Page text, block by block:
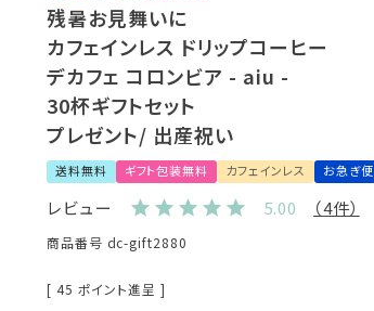
残暑お見舞いに
カフェインレス ドリップコーヒー
デカフェ コロンビア - aiu -
30杯ギフトセット
プレゼント/ 出産祝い
送料無料 ギフト包装無料 カフェインレス お急ぎ便
レビュー 5.00 （4件）
商品番号 dc-gift2880
[ 45 ポイント進呈 ]